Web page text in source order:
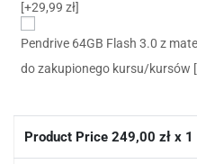
[+29,99 zł]
Pendrive 64GB Flash 3.0 z
do zakupionego kursu/kursów
Product Price249,00 zł x 1